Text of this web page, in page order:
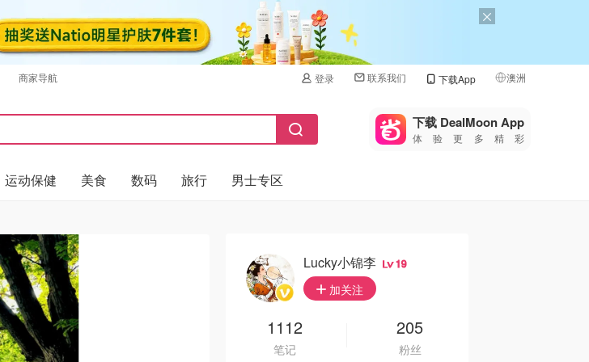
商家导航 登录 联系我们 下载App 澳洲
🇺🇸
🇨🇳 中国
🇮🇹
下载 DealMoon App
体验更多精彩
运动保健 美食 数码 旅行 男士专区
Lucky小锦李 19
加关注
1112
笔记
205
粉丝